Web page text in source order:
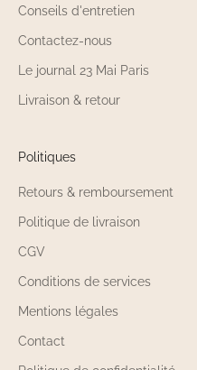
Conseils d'entretien
Contactez-nous
Le journal 23 Mai Paris
Livraison & retour
Politiques
Retours & remboursement
Politique de livraison
CGV
Conditions de services
Mentions légales
Contact